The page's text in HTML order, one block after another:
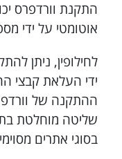
התקנת וורדפרס
אוטומטי על ידי
לחילופין, ניתן
ידי העלאת קבצי
ההתקנה של
שליטה מוחלטת
בסוגי אתרים